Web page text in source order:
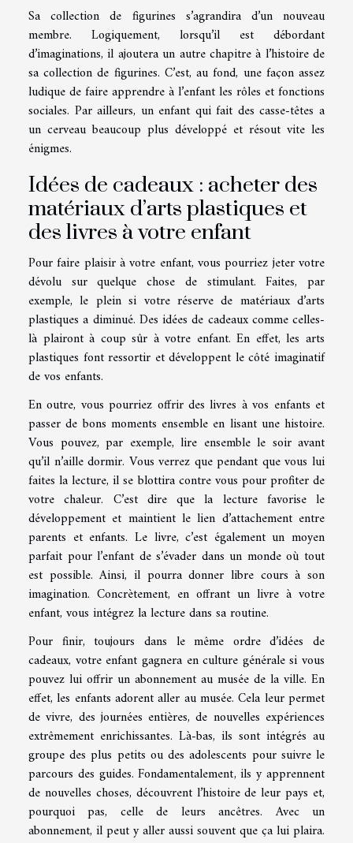
Sa collection de figurines s’agrandira d’un nouveau
membre. Logiquement, lorsqu’il est débordant
d’imaginations, il ajoutera un autre chapitre à l’histoire de
sa collection de figurines. C’est, au fond, une façon assez
ludique de faire apprendre à l’enfant les rôles et fonctions
sociales. Par ailleurs, un enfant qui fait des casse-têtes a
un cerveau beaucoup plus développé et résout vite les
énigmes.
Idées de cadeaux : acheter des
matériaux d’arts plastiques et
des livres à votre enfant
Pour faire plaisir à votre enfant, vous pourriez jeter votre
dévolu sur quelque chose de stimulant. Faites, par
exemple, le plein si votre réserve de matériaux d’arts
plastiques a diminué. Des idées de cadeaux comme celles-
là plairont à coup sûr à votre enfant. En effet, les arts
plastiques font ressortir et développent le côté imaginatif
de vos enfants.
En outre, vous pourriez offrir des livres à vos enfants et
passer de bons moments ensemble en lisant une histoire.
Vous pouvez, par exemple, lire ensemble le soir avant
qu’il n’aille dormir. Vous verrez que pendant que vous lui
faites la lecture, il se blottira contre vous pour profiter de
votre chaleur. C’est dire que la lecture favorise le
développement et maintient le lien d’attachement entre
parents et enfants. Le livre, c’est également un moyen
parfait pour l’enfant de s’évader dans un monde où tout
est possible. Ainsi, il pourra donner libre cours à son
imagination. Concrètement, en offrant un livre à votre
enfant, vous intégrez la lecture dans sa routine.
Pour finir, toujours dans le même ordre d’idées de
cadeaux, votre enfant gagnera en culture générale si vous
pouvez lui offrir un abonnement au musée de la ville. En
effet, les enfants adorent aller au musée. Cela leur permet
de vivre, des journées entières, de nouvelles expériences
extrêmement enrichissantes. Là-bas, ils sont intégrés au
groupe des plus petits ou des adolescents pour suivre le
parcours des guides. Fondamentalement, ils y apprennent
de nouvelles choses, découvrent l’histoire de leur pays et,
pourquoi pas, celle de leurs ancêtres. Avec un
abonnement, il peut y aller aussi souvent que ça lui plaira.